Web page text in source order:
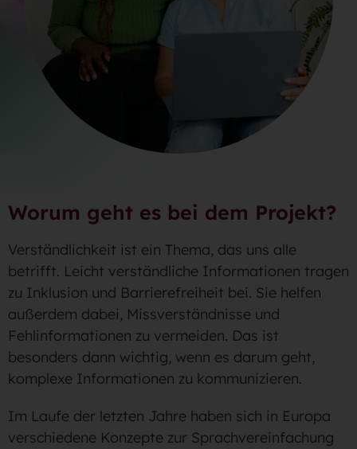
Worum geht es bei dem Projekt?
Verständlichkeit ist ein Thema, das uns alle
betrifft. Leicht verständliche Informationen tragen
zu Inklusion und Barrierefreiheit bei. Sie helfen
außerdem dabei, Missverständnisse und
Fehlinformationen zu vermeiden. Das ist
besonders dann wichtig, wenn es darum geht,
komplexe Informationen zu kommunizieren.
Im Laufe der letzten Jahre haben sich in Europa
verschiedene Konzepte zur Sprachvereinfachung